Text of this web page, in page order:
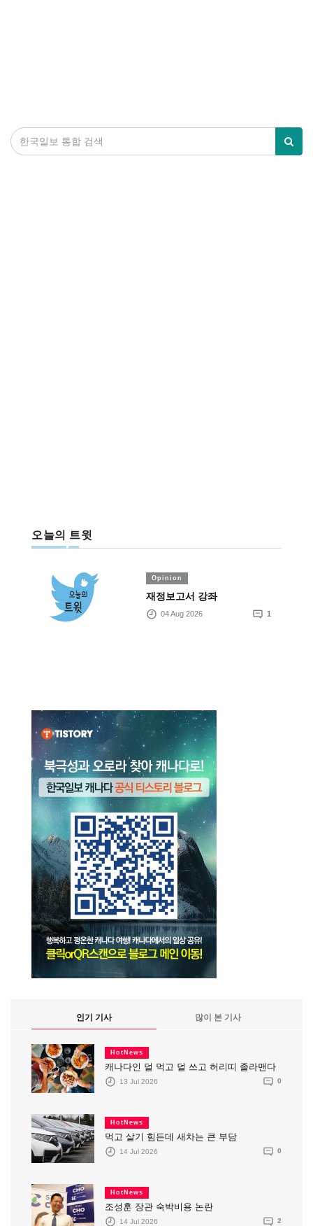
오늘의 트윗
Opinion
재정보고서 강좌
04 Aug 2026 1
인기 기사 많이 본 기사
HotNews
캐나다인 덜 먹고 덜 쓰고 허리띠 졸라맨다
13 Jul 2026 0
HotNews
먹고 살기 힘든데 새차는 큰 부담
14 Jul 2026 0
HotNews
조성훈 장관 숙박비용 논란
14 Jul 2026 2